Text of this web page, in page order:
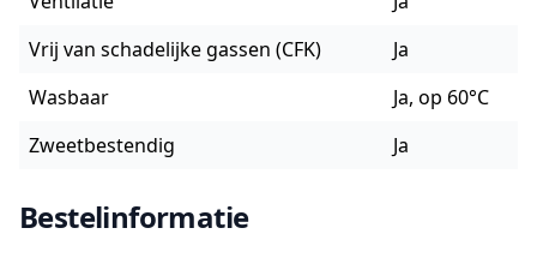
Vrij van schadelijke gassen (CFK)
Ja
Wasbaar
Ja, op 60°C
Zweetbestendig
Ja
Bestelinformatie